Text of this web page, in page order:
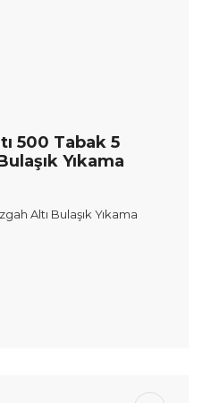
500 Tabak 5
Yıkama
Altı Bulaşık Yıkama